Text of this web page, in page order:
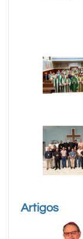
Artigos